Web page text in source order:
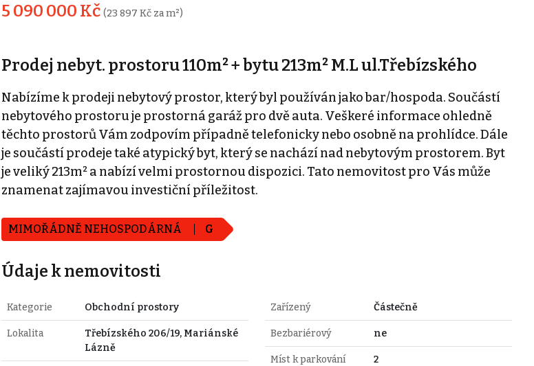
5 090 000 Kč (23 897 Kč za m²)
Prodej nebyt. prostoru 110m² + bytu 213m² M.L ul.Třebízského
Nabízíme k prodeji nebytový prostor, který byl používán jako bar/hospoda. Součástí
nebytového prostoru je prostorná garáž pro dvě auta. Veškeré informace ohledně
těchto prostorů Vám zodpovím případně telefonicky nebo osobně na prohlídce. Dále
je součástí prodeje také atypický byt, který se nachází nad nebytovým prostorem. Byt
je veliký 213m² a nabízí velmi prostornou dispozici. Tato nemovitost pro Vás může
znamenat zajímavou investiční příležitost.
MIMOŘÁDNĚ NEHOSPODÁRNÁ G
Údaje k nemovitosti
Kategorie Obchodní prostory
Lokalita
Třebízského 206/19, Mariánské
Lázně
Zařízený Částečně
Bezbariérový ne
Míst k parkování 2